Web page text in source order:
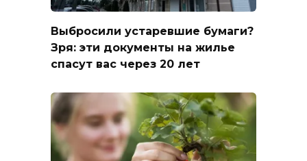
Выбросили устаревшие бумаги?
Зря: эти документы на жилье
спасут вас через 20 лет